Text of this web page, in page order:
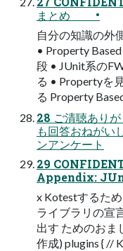
まとめ •
自分の知識の外
• Property
段 • JUnit系の
る • Propertyを
る Property
28 ご清聴あり
も回答おねがい
ンアンケート
29
Appendix:
x Kotestするた
ライブラリの宣
出す ためのおま
作成) plugins { //